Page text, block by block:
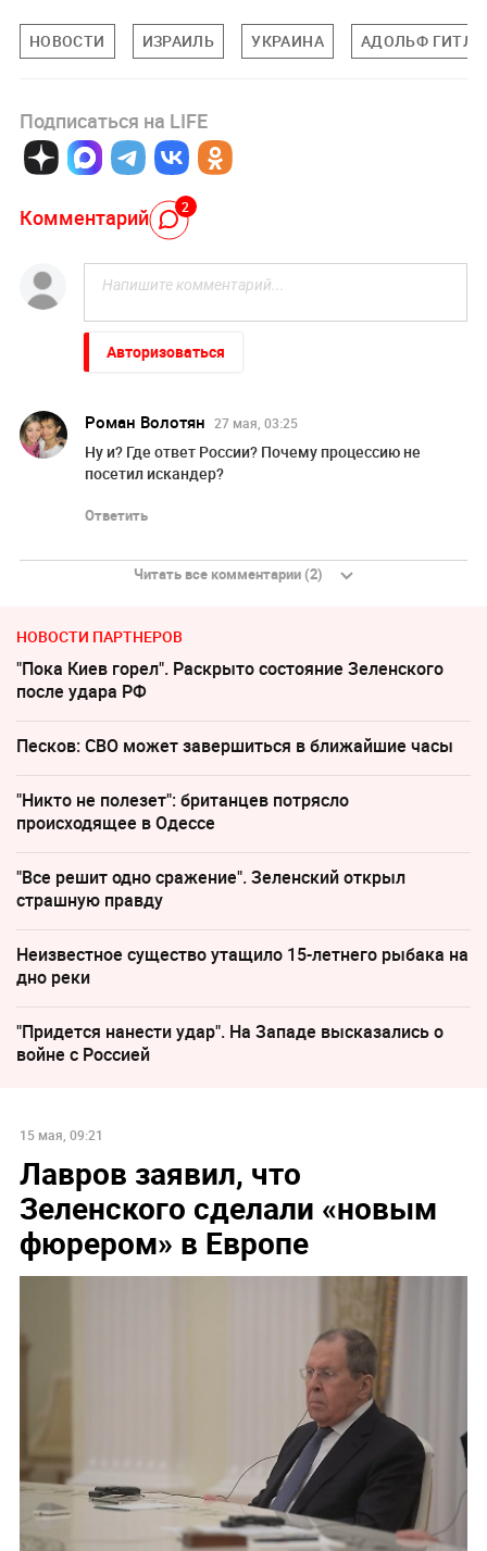
НОВОСТИ ИЗРАИЛЬ УКРАИНА АДОЛЬФ
Подписаться на LIFE
Комментарий 2
Авторизоваться
Роман Волотян 27 мая, 03:25
Ну и? Где ответ России? Почему процессию не
посетил искандер?
Ответить
Читать все комментарии (2)
НОВОСТИ ПАРТНЕРОВ
"Пока Киев горел". Раскрыто состояние Зеленского
после удара РФ
Песков: СВО может завершиться в ближайшие часы
"Никто не полезет": британцев потрясло
происходящее в Одессе
"Все решит одно сражение". Зеленский открыл
страшную правду
Неизвестное существо утащило 15-летнего рыбака на
дно реки
"Придется нанести удар". На Западе высказались о
войне с Россией
15 мая, 09:21
Лавров заявил, что
Зеленского сделали «новым
фюрером» в Европе